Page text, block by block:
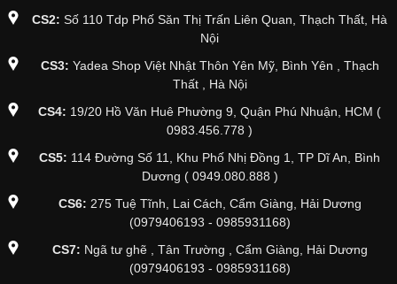
CS2: Số 110 Tdp Phố Săn Thị Trấn Liên Quan, Thạch Thất, Hà
Nội
CS3: Yadea Shop Việt Nhật Thôn Yên Mỹ, Bình Yên , Thạch
Thất , Hà Nội
CS4: 19/20 Hồ Văn Huê Phường 9, Quận Phú Nhuận, HCM (
0983.456.778 )
CS5: 114 Đường Số 11, Khu Phố Nhị Đồng 1, TP Dĩ An, Bình
Dương ( 0949.080.888 )
CS6: 275 Tuệ Tĩnh, Lai Cách, Cẩm Giàng, Hải Dương
(0979406193 - 0985931168)
CS7: Ngã tư ghẽ , Tân Trường , Cẩm Giàng, Hải Dương
(0979406193 - 0985931168)